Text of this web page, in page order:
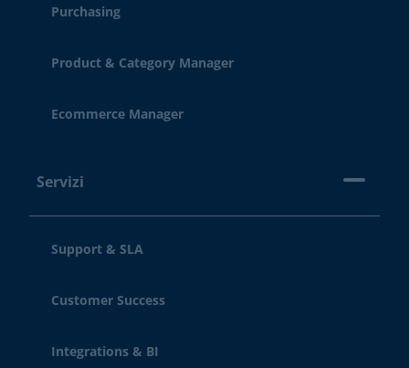
Purchasing
Product & Category Manager
Ecommerce Manager
Servizi
Support & SLA
Customer Success
Integrations & BI